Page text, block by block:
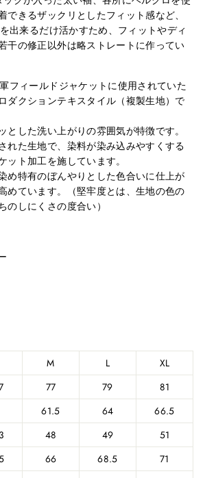
できるザックリとしたフィット感など、
出来るだけ活かすため、フィットやディ
干の修正以外は略ストレートに作ってい
フィールドジャケットに使用されていた
ダクションテキスタイル（複製生地）で
とした洗い上がりの雰囲気が特徴です。
れた生地で、染料が染み込みやすくする
ット加工を施しています。
め特有のぼんやりとした色合いに仕上が
めています。（堅牢度とは、生地の色の
のしにくさの度合い）
M L
XL
77 79
81
61.5 64
66.5
48 49
51
66 68.5
71